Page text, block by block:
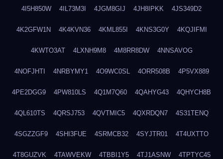
4I5H850W 4IL73M3I 4JGM8GIJ 4JH8IPKK 4JS349D2
4K2GFW1N 4K4KVN36 4KML855I 4KNS3G0Y 4KQJIFMI
4KWTO3AT 4LXNH9M8 4M8RR8DW 4NNSAVOG
4NOFJHTI 4NRBYMY1 4O9WC0SL 4ORR508B 4P5VX889
4PE2DGG9 4PW810LS 4Q1M7Q60 4QAHYG43 4QHYCH8B
4QL610TS 4QRSJ753 4QVTMIC5 4QXRDQN7 4S31TENQ
4SGZZGF9 4SHI3FUE 4SRMCB32 4SYJTR01 4T4UXTTO
4T8GUZVK 4TAWVEKW 4TBBI1Y5 4TJ1ASNW 4TPTYC45